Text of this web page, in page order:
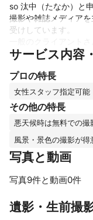
so 汰中（たなか）と
撮影や雑誌メディア
受けしています。
家族撮影では、マタ
に生前撮影はこれま
も得意な分野です。
機材はプロ機でもド
仕上がりイメージに
業ではまず実現しな
ん、ご自宅など現場に
また、海外の展覧会で
好評いただいており
サービス内容
プロの特長
女性スタッフ指定可能
その他の特長
悪天候時は無料での撮
風景・景色の撮影が得
写真と動画
写真9件と動画0件
遺影・生前撮